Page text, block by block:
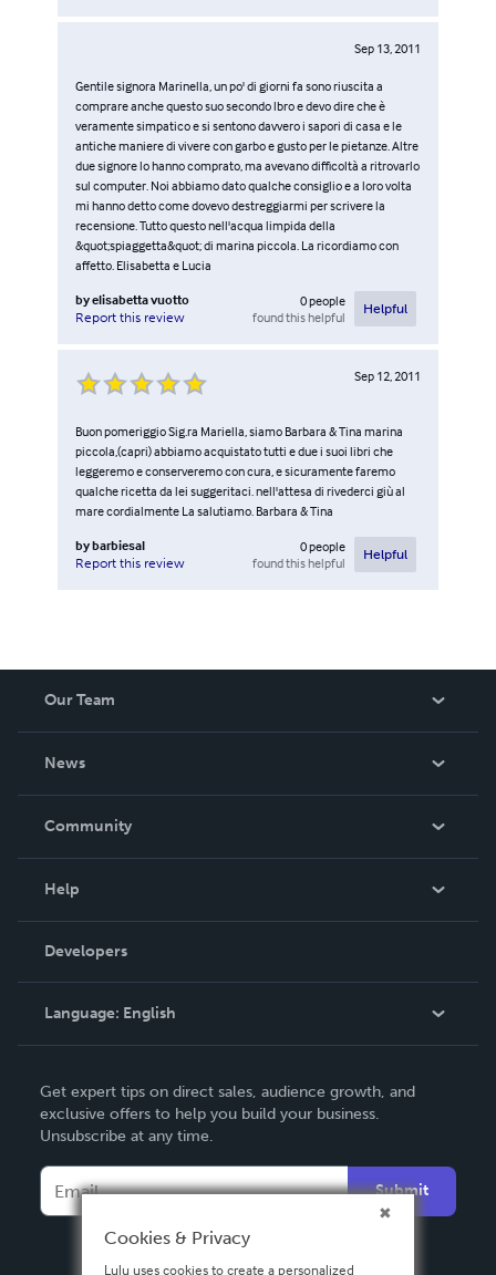
Sep 13, 2011
Gentile signora Marinella, un po' di giorni fa sono riuscita a
comprare anche questo suo secondo lbro e devo dire che è
veramente simpatico e si sentono davvero i sapori di casa e le
antiche maniere di vivere con garbo e gusto per le pietanze. Altre
due signore lo hanno comprato, ma avevano difficoltà a ritrovarlo
sul computer. Noi abbiamo dato qualche consiglio e a loro volta
mi hanno detto come dovevo destreggiarmi per scrivere la
recensione. Tutto questo nell'acqua limpida della
&quot;spiaggetta&quot; di marina piccola. La ricordiamo con
affetto. Elisabetta e Lucia
byelisabetta vuotto
Report this review
0people
found this helpful
Helpful
Sep 12, 2011
Buon pomeriggio Sig.ra Mariella, siamo Barbara & Tina marina
piccola,(capri) abbiamo acquistato tutti e due i suoi libri che
leggeremo e conserveremo con cura, e sicuramente faremo
qualche ricetta da lei suggeritaci. nell'attesa di rivederci giù al
mare cordialmente La salutiamo. Barbara & Tina
bybarbiesal
Report this review
0people
found this helpful
Helpful
Our Team
News
In The News
Community
Podcast
Help
Order Lookup
Knowledge Base
Contact Support
Developers
Language: English
Deutsch
Français
Español
Get expert tips on direct sales, audience growth, and
exclusive offers to help you build your business.
Unsubscribe at any time.
Submit
Cookies & Privacy
Lulu uses cookies to create a personalized